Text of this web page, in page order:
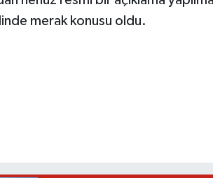
merak konusu oldu.